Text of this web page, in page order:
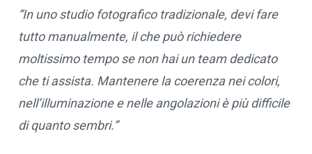
“In uno studio fotografico tradizionale, devi fare
tutto manualmente, il che può richiedere
moltissimo tempo se non hai un team dedicato
che ti assista. Mantenere la coerenza nei colori,
nell’illuminazione e nelle angolazioni è più difficile
di quanto sembri.”